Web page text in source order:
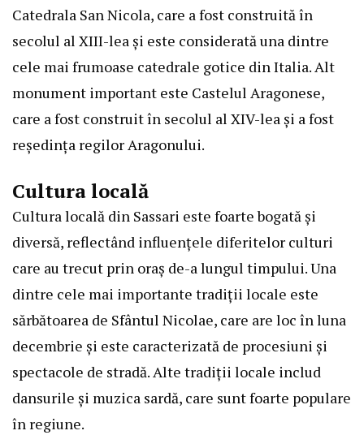
Catedrala San Nicola, care a fost construită în
secolul al XIII-lea și este considerată una dintre
cele mai frumoase catedrale gotice din Italia. Alt
monument important este Castelul Aragonese,
care a fost construit în secolul al XIV-lea și a fost
reședința regilor Aragonului.
Cultura locală
Cultura locală din Sassari este foarte bogată și
diversă, reflectând influențele diferitelor culturi
care au trecut prin oraș de-a lungul timpului. Una
dintre cele mai importante tradiții locale este
sărbătoarea de Sfântul Nicolae, care are loc în luna
decembrie și este caracterizată de procesiuni și
spectacole de stradă. Alte tradiții locale includ
dansurile și muzica sardă, care sunt foarte populare
în regiune.